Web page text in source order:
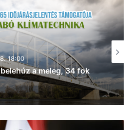
17:43
Szeged- Baktón –
a tűz (frissítve!)